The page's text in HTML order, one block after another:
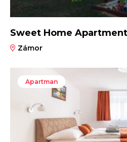
Sweet Home Apartment
Zámor
Apartman